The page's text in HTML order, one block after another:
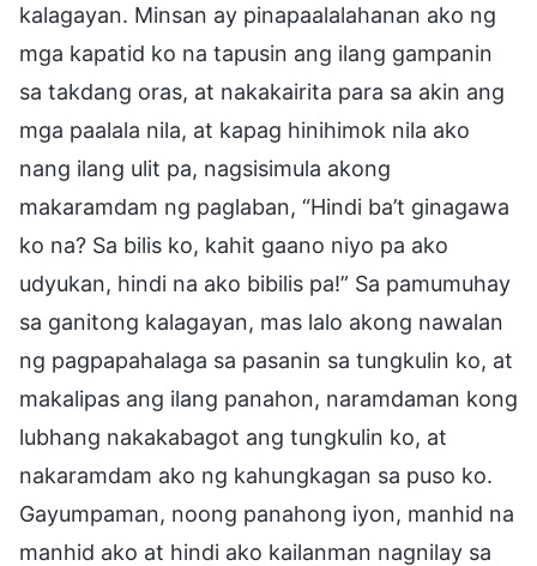
kalagayan. Minsan ay pinapaalalahanan ako ng
mga kapatid ko na tapusin ang ilang gampanin
sa takdang oras, at nakakairita para sa akin ang
mga paalala nila, at kapag hinihimok nila ako
nang ilang ulit pa, nagsisimula akong
makaramdam ng paglaban, “Hindi ba’t ginagawa
ko na? Sa bilis ko, kahit gaano niyo pa ako
udyukan, hindi na ako bibilis pa!” Sa pamumuhay
sa ganitong kalagayan, mas lalo akong nawalan
ng pagpapahalaga sa pasanin sa tungkulin ko, at
makalipas ang ilang panahon, naramdaman kong
lubhang nakakabagot ang tungkulin ko, at
nakaramdam ako ng kahungkagan sa puso ko.
Gayumpaman, noong panahong iyon, manhid na
manhid ako at hindi ako kailanman nagnilay sa